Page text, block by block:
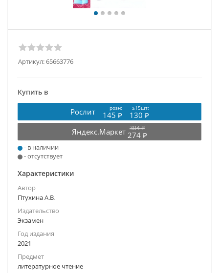
Артикул:65663776
Купить в
Рослит розн: ≥15шт:
145 ₽
130 ₽
Яндекс.Маркет 304 ₽
274 ₽
- в наличии
- отсутствует
Характеристики
Автор
Птухина А.В.
Издательство
Экзамен
Год издания
2021
Предмет
литературное чтение